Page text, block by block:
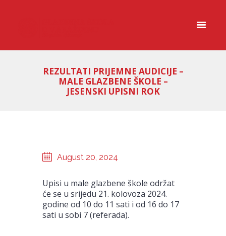
REZULTATI PRIJEMNE AUDICIJE –
MALE GLAZBENE ŠKOLE –
JESENSKI UPISNI ROK
August 20, 2024
Upisi u male glazbene škole održat
će se u srijedu 21. kolovoza 2024.
godine od 10 do 11 sati i od 16 do 17
sati u sobi 7 (referada).